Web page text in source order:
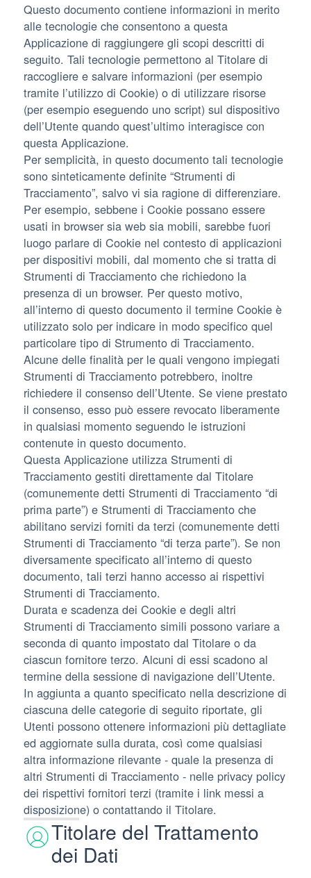
Questo documento contiene informazioni in merito
alle tecnologie che consentono a questa
Applicazione di raggiungere gli scopi descritti di
seguito. Tali tecnologie permettono al Titolare di
raccogliere e salvare informazioni (per esempio
tramite l’utilizzo di Cookie) o di utilizzare risorse
(per esempio eseguendo uno script) sul dispositivo
dell’Utente quando quest’ultimo interagisce con
questa Applicazione.
Per semplicità, in questo documento tali tecnologie
sono sinteticamente definite “Strumenti di
Tracciamento”, salvo vi sia ragione di differenziare.
Per esempio, sebbene i Cookie possano essere
usati in browser sia web sia mobili, sarebbe fuori
luogo parlare di Cookie nel contesto di applicazioni
per dispositivi mobili, dal momento che si tratta di
Strumenti di Tracciamento che richiedono la
presenza di un browser. Per questo motivo,
all’interno di questo documento il termine Cookie è
utilizzato solo per indicare in modo specifico quel
particolare tipo di Strumento di Tracciamento.
Alcune delle finalità per le quali vengono impiegati
Strumenti di Tracciamento potrebbero, inoltre
richiedere il consenso dell’Utente. Se viene prestato
il consenso, esso può essere revocato liberamente
in qualsiasi momento seguendo le istruzioni
contenute in questo documento.
Questa Applicazione utilizza Strumenti di
Tracciamento gestiti direttamente dal Titolare
(comunemente detti Strumenti di Tracciamento “di
prima parte”) e Strumenti di Tracciamento che
abilitano servizi forniti da terzi (comunemente detti
Strumenti di Tracciamento “di terza parte”). Se non
diversamente specificato all’interno di questo
documento, tali terzi hanno accesso ai rispettivi
Strumenti di Tracciamento.
Durata e scadenza dei Cookie e degli altri
Strumenti di Tracciamento simili possono variare a
seconda di quanto impostato dal Titolare o da
ciascun fornitore terzo. Alcuni di essi scadono al
termine della sessione di navigazione dell’Utente.
In aggiunta a quanto specificato nella descrizione di
ciascuna delle categorie di seguito riportate, gli
Utenti possono ottenere informazioni più dettagliate
ed aggiornate sulla durata, così come qualsiasi
altra informazione rilevante - quale la presenza di
altri Strumenti di Tracciamento - nelle privacy policy
dei rispettivi fornitori terzi (tramite i link messi a
disposizione) o contattando il Titolare.
Titolare del Trattamento
dei Dati